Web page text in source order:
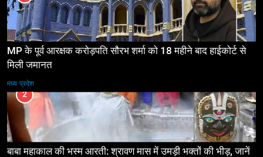
MP के पूर्व आरक्षक करोड़पति सौरभ शर्मा को 18 महीने बाद हाईकोर्ट से
मिली जमानत
मध्य प्रदेश
2
बाबा महाकाल की भस्म आरती: श्रावण मास में उमड़ी भक्तों की भीड़, जानें